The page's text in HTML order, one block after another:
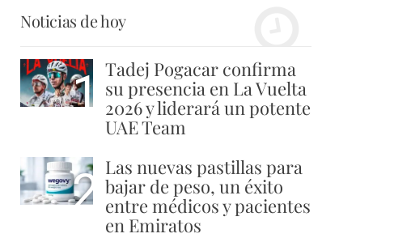
Noticias de hoy
1 Tadej Pogacar confirma
su presencia en La Vuelta
2026 y liderará un potente
UAE Team
2 Las nuevas pastillas para
bajar de peso, un éxito
entre médicos y pacientes
en Emiratos